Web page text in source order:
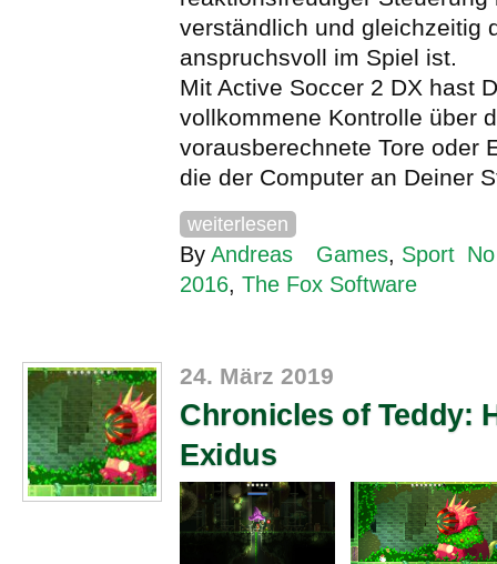
verständlich und gleichzeitig
anspruchsvoll im Spiel ist.
Mit Active Soccer 2 DX hast
vollkommene Kontrolle über
vorausberechnete Tore oder
die der Computer an Deiner
weiterlesen
By Andreas Games, Sport
2016, The Fox Software
24. März 2019
Chronicles of Teddy:
Exidus